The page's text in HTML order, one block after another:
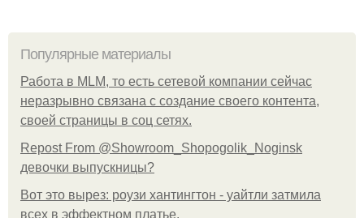
Популярные материалы
Работа в MLM, то есть сетевой компании сейчас
неразрывно связана с создание своего контента,
своей страницы в соц сетях.
Repost From @Showroom_Shopogolik_Noginsk
девочки выпускницы?
Вот это вырез: роузи хантингтон - уайтли затмила
всех в эффектном платьe.